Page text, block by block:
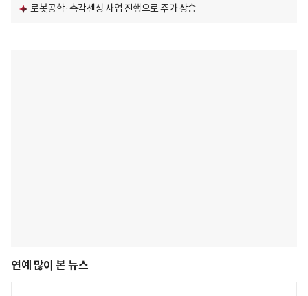
로봇공학·촉각센싱 사업 진행으로 주가 상승
연예 많이 본 뉴스